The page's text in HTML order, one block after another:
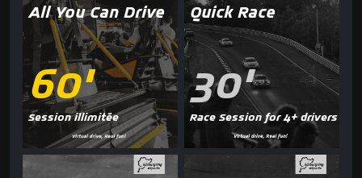
All You Can Drive
60'
Session illimitée
Quick Race
30'
Race Session for 4+ drivers